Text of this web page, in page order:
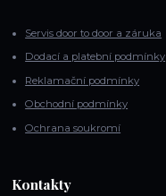
Servis door to door a záruka
Dodací a platební podmínky
Reklamační podmínky
Obchodní podmínky
Ochrana soukromí
Kontakty